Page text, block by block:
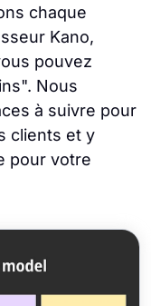
chaque
Kano,
pouvez
Nous
à suivre pour
clients et y
pour votre